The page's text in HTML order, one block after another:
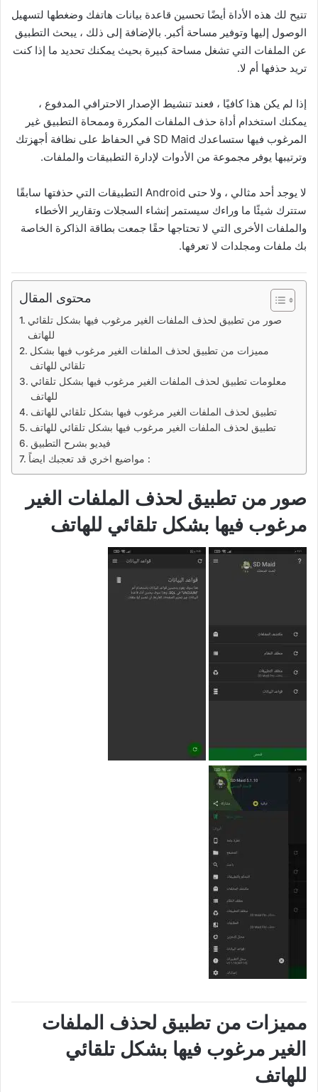
تتيح لك هذه الأداة أيضًا تحسين قاعدة بيانات هاتفك وضغطها لتسهيل
الوصول إليها وتوفير مساحة أكبر. بالإضافة إلى ذلك ، يبحث التطبيق
عن الملفات التي تشغل مساحة كبيرة بحيث يمكنك تحديد ما إذا كنت
تريد حذفها أم لا.
إذا لم يكن هذا كافيًا ، فعند تنشيط الإصدار الاحترافي المدفوع ،
يمكنك استخدام أداة حذف الملفات المكررة وممحاة التطبيق غير
المرغوب فيها ستساعدك SD Maid في الحفاظ على نظافة أجهزتك
وترتيبها يوفر مجموعة من الأدوات لإدارة التطبيقات والملفات.
لا يوجد أحد مثالي ، ولا حتى Android التطبيقات التي حذفتها سابقًا
ستترك شيئًا ما وراءك سيستمر إنشاء السجلات وتقارير الأخطاء
والملفات الأخرى التي لا تحتاجها حقًا جمعت بطاقة الذاكرة الخاصة
بك ملفات ومجلدات لا تعرفها.
محتوى المقال
صور من تطبيق لحذف الملفات الغير مرغوب فيها بشكل تلقائي
للهاتف
مميزات من تطبيق لحذف الملفات الغير مرغوب فيها بشكل
تلقائي للهاتف
معلومات تطبيق لحذف الملفات الغير مرغوب فيها بشكل تلقائي
للهاتف
تطبيق لحذف الملفات الغير مرغوب فيها بشكل تلقائي للهاتف
تطبيق لحذف الملفات الغير مرغوب فيها بشكل تلقائي للهاتف
مواضيع اخري قد تعجبك ايضاً :
صور من تطبيق لحذف الملفات الغير
مرغوب فيها بشكل تلقائي للهاتف
مميزات من تطبيق لحذف الملفات
الغير مرغوب فيها بشكل تلقائي
للهاتف